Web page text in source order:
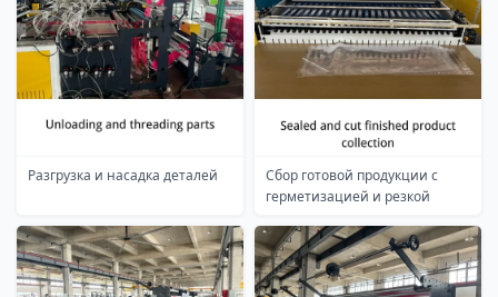
Разгрузка и насадка деталей
Сбор готовой продукции с
герметизацией и резкой